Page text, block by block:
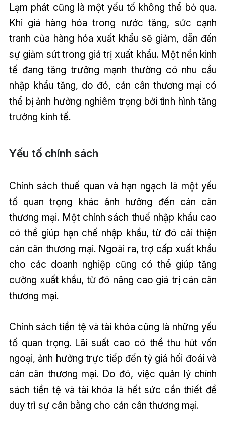
Lạm phát cũng là một yếu tố không thể bỏ qua.
Khi giá hàng hóa trong nước tăng, sức cạnh
tranh của hàng hóa xuất khẩu sẽ giảm, dẫn đến
sự giảm sút trong giá trị xuất khẩu. Một nền kinh
tế đang tăng trưởng mạnh thường có nhu cầu
nhập khẩu tăng, do đó, cán cân thương mại có
thể bị ảnh hưởng nghiêm trọng bởi tình hình tăng
trưởng kinh tế.
Yếu tố chính sách
Chính sách thuế quan và hạn ngạch là một yếu
tố quan trọng khác ảnh hưởng đến cán cân
thương mại. Một chính sách thuế nhập khẩu cao
có thể giúp hạn chế nhập khẩu, từ đó cải thiện
cán cân thương mại. Ngoài ra, trợ cấp xuất khẩu
cho các doanh nghiệp cũng có thể giúp tăng
cường xuất khẩu, từ đó nâng cao giá trị cán cân
thương mại.
Chính sách tiền tệ và tài khóa cũng là những yếu
tố quan trọng. Lãi suất cao có thể thu hút vốn
ngoại, ảnh hưởng trực tiếp đến tỷ giá hối đoái và
cán cân thương mại. Do đó, việc quản lý chính
sách tiền tệ và tài khóa là hết sức cần thiết để
duy trì sự cân bằng cho cán cân thương mại.